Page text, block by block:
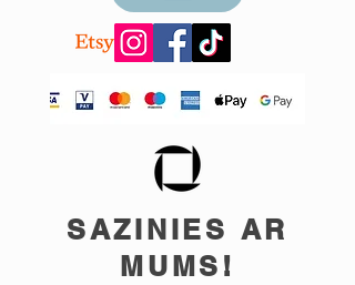
SAZINIES AR
MUMS!